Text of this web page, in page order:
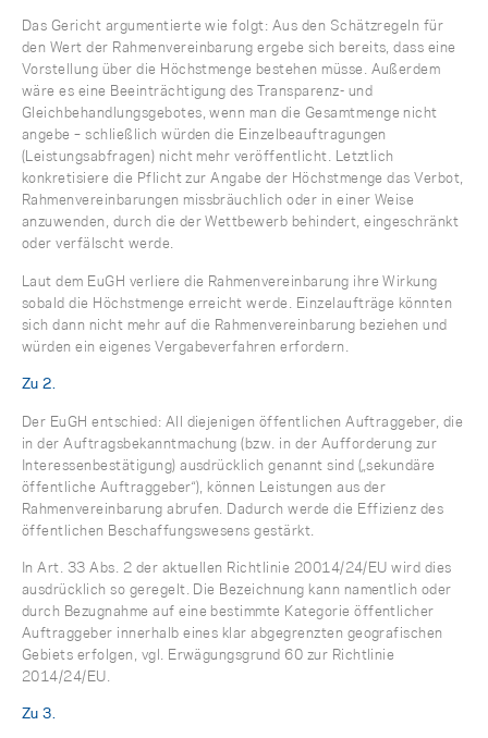
Das Gericht argumentierte wie folgt: Aus den Schätzregeln für
den Wert der Rahmenvereinbarung ergebe sich bereits, dass eine
Vorstellung über die Höchstmenge bestehen müsse. Außerdem
wäre es eine Beeinträchtigung des Transparenz- und
Gleichbehandlungsgebotes, wenn man die Gesamtmenge nicht
angebe – schließlich würden die Einzelbeauftragungen
(Leistungsabfragen) nicht mehr veröffentlicht. Letztlich
konkretisiere die Pflicht zur Angabe der Höchstmenge das Verbot,
Rahmenvereinbarungen missbräuchlich oder in einer Weise
anzuwenden, durch die der Wettbewerb behindert, eingeschränkt
oder verfälscht werde.
Laut dem EuGH verliere die Rahmenvereinbarung ihre Wirkung
sobald die Höchstmenge erreicht werde. Einzelaufträge könnten
sich dann nicht mehr auf die Rahmenvereinbarung beziehen und
würden ein eigenes Vergabeverfahren erfordern.
Zu 2.
Der EuGH entschied: All diejenigen öffentlichen Auftraggeber, die
in der Auftragsbekanntmachung (bzw. in der Aufforderung zur
Interessenbestätigung) ausdrücklich genannt sind („sekundäre
öffentliche Auftraggeber“), können Leistungen aus der
Rahmenvereinbarung abrufen. Dadurch werde die Effizienz des
öffentlichen Beschaffungswesens gestärkt.
In Art. 33 Abs. 2 der aktuellen Richtlinie 20014/24/EU wird dies
ausdrücklich so geregelt. Die Bezeichnung kann namentlich oder
durch Bezugnahme auf eine bestimmte Kategorie öffentlicher
Auftraggeber innerhalb eines klar abgegrenzten geografischen
Gebiets erfolgen, vgl. Erwägungsgrund 60 zur Richtlinie
2014/24/EU.
Zu 3.